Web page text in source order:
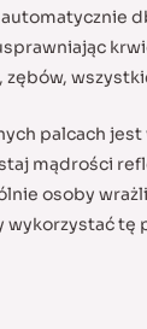
zębów,
palcach jest
mądrości
osoby
tę